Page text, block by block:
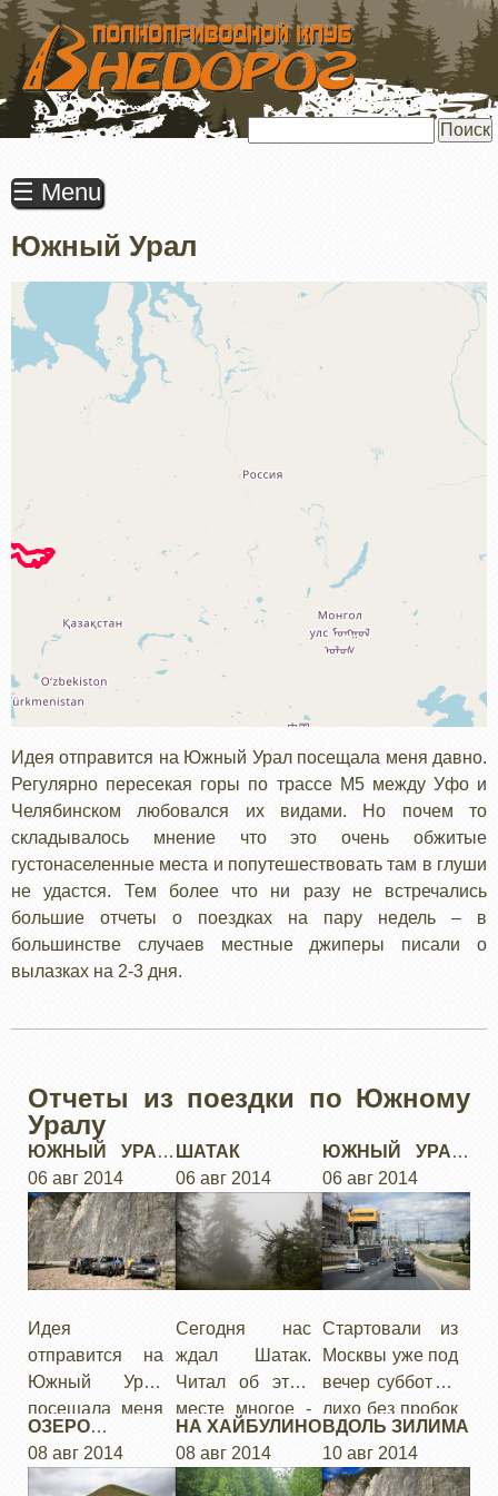
ПЕРЕЙТИ
ОСНОВНОМУ
СОДЕРЖАНИЮ
☰ Menu
Южный Урал
Идея отправится на Южный Урал посещала меня давно.
Регулярно пересекая горы по трассе М5 между Уфо и
Челябинском любовался их видами. Но почем то
складывалось мнение что это очень обжитые
густонаселенные места и попутешествовать там в глуши
не удастся. Тем более что ни разу не встречались
большие отчеты о поездках на пару недель – в
большинстве случаев местные джиперы писали о
вылазках на 2-3 дня.
Отчеты из поездки по Южному
Уралу
ЮЖНЫЙ УРАЛ:
ВВЕДЕНИЕ
06 авг 2014
Идея
отправится на
Южный Урал
посещала меня
давно.
Регулярно
пересекая горы
ШАТАК
06 авг 2014
Сегодня нас
ждал Шатак.
Читал об этом
месте многое -
о красивых
видах с горы, об
уединеных
ЮЖНЫЙ УРАЛ:
ДОЕЗД
06 авг 2014
Стартовали из
Москвы уже под
вечер субботы -
лихо без пробок
пролетели 400
км до Мордовии
и остановились
ОЗЕРО
АСЛЫКУЛЬ,
ШИХАНЫ
08 авг 2014
НА ХАЙБУЛИНО
08 авг 2014
ВДОЛЬ ЗИЛИМА
10 авг 2014